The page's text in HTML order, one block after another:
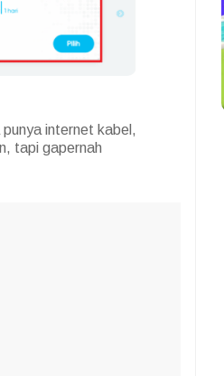
internet kabel,
tapi gapernah